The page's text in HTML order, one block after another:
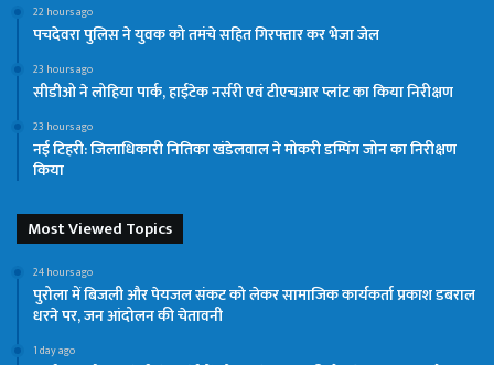
22 hours ago
पचदेवरा पुलिस ने युवक को तमंचे सहित गिरफ्तार कर भेजा जेल
23 hours ago
सीडीओ ने लोहिया पार्क, हाईटेक नर्सरी एवं टीएचआर प्लांट का किया निरीक्षण
23 hours ago
नई टिहरी: जिलाधिकारी नितिका खंडेलवाल ने मोकरी डम्पिंग जोन का निरीक्षण
किया
Most Viewed Topics
24 hours ago
पुरोला में बिजली और पेयजल संकट को लेकर सामाजिक कार्यकर्ता प्रकाश डबराल
धरने पर, जन आंदोलन की चेतावनी
1 day ago